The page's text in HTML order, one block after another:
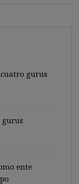
gurus
ente